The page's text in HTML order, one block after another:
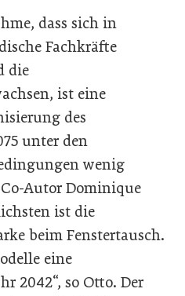
dass sich in
Fachkräfte
die
ist eine
des
unter den
wenig
Autor Dominique
ist die
beim Fenstertausch.
eine
2042“, so Otto. Der